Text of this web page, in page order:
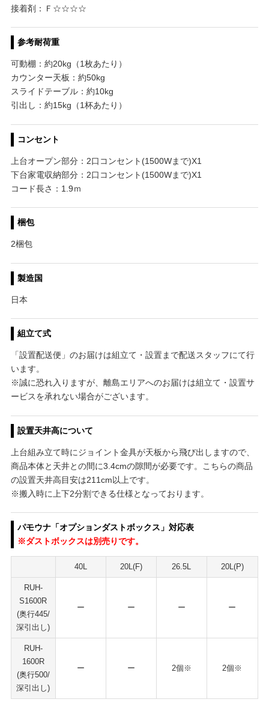
接着剤：Ｆ☆☆☆☆
参考耐荷重
可動棚：約20kg（1枚あたり）
カウンター天板：約50kg
スライドテーブル：約10kg
引出し：約15kg（1杯あたり）
コンセント
上台オープン部分：2口コンセント(1500Wまで)X1
下台家電収納部分：2口コンセント(1500Wまで)X1
コード長さ：1.9ｍ
梱包
2梱包
製造国
日本
組立て式
「設置配送便」のお届けは組立て・設置まで配送スタッフにて行
います。
※誠に恐れ入りますが、離島エリアへのお届けは組立て・設置サ
ービスを承れない場合がございます。
設置天井高について
上台組み立て時にジョイント金具が天板から飛び出しますので、
商品本体と天井との間に3.4cmの隙間が必要です。こちらの商品
の設置天井高目安は211cm以上です。
※搬入時に上下2分割できる仕様となっております。
パモウナ「オプションダストボックス」対応表
※ダストボックスは別売りです。
40L 20L(F) 26.5L 20L(P)
RUH-
S1600R
(奥行445/
深引出し)
ー ー ー ー
RUH-
1600R
(奥行500/
深引出し)
ー ー 2個※ 2個※